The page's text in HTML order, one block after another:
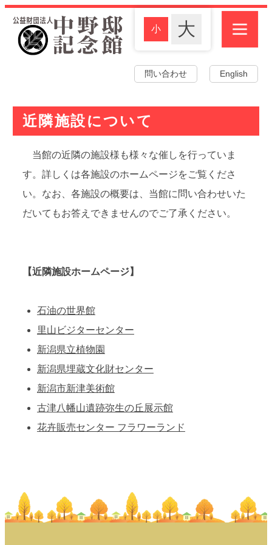
問い合わせ English
近隣施設について
当館の近隣の施設様も様々な催しを行っていま
す。詳しくは各施設のホームページをご覧くださ
い。なお、各施設の概要は、当館に問い合わせいた
だいてもお答えできませんのでご了承ください。
【近隣施設ホームページ】
石油の世界館
里山ビジターセンター
新潟県立植物園
新潟県埋蔵文化財センター
新潟市新津美術館
古津八幡山遺跡弥生の丘展示館
花卉販売センター フラワーランド